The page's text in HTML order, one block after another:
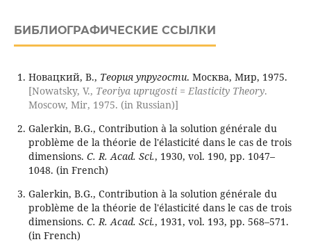
БИБЛИОГРАФИЧЕСКИЕ ССЫЛКИ
Новацкий, В., Теория упругости. Москва, Мир, 1975.
[Nowatsky, V., Teoriya uprugosti = Elasticity Theory.
Moscow, Mir, 1975. (in Russian)]
Galerkin, B.G., Contribution à la solution générale du
problème de la théorie de l'élasticité dans le cas de trois
dimensions. C. R. Acad. Sci., 1930, vol. 190, pp. 1047–
1048. (in French)
Galerkin, B.G., Contribution à la solution générale du
problème de la théorie de l'élasticité dans le cas de trois
dimensions. C. R. Acad. Sci., 1931, vol. 193, pp. 568–571.
(in French)